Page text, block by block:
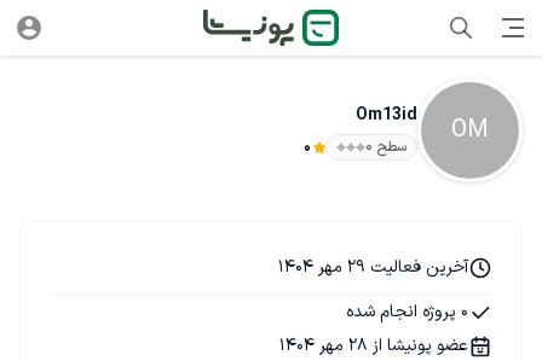
OM
Om13id
سطح ۰ 0
آخرین فعالیت 29 مهر 1404
0 پروژه انجام شده
عضو پونیشا از 28 مهر 1404